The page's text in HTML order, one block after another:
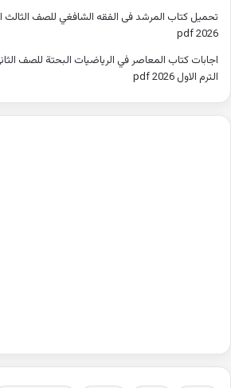
تحميل كتاب المرشد فى الفقه الشافغي للصف الثالث
2026 pdf
اجابات كتاب المعاصر في الرياضيات البحتة للصف
الترم الاول 2026 pdf